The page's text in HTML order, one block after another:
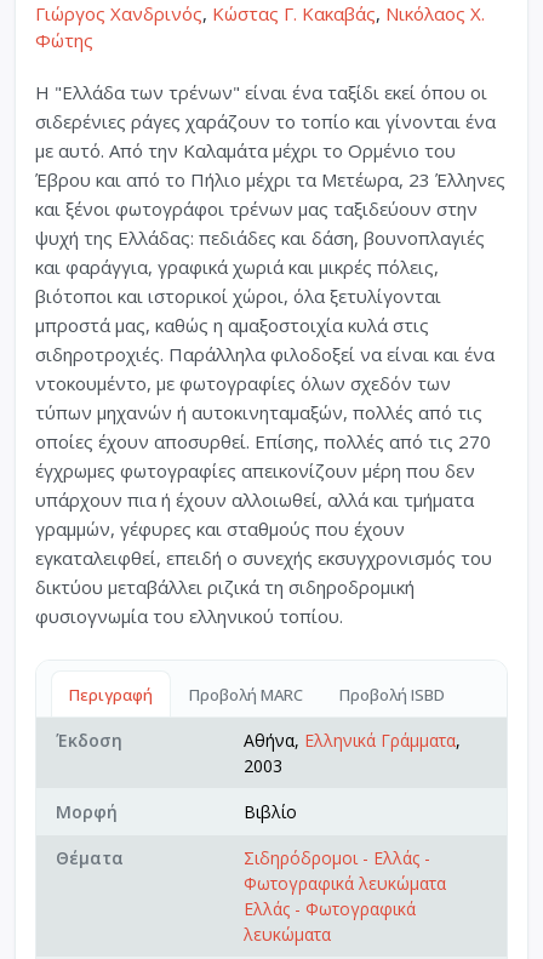
Γιώργος Χανδρινός, Κώστας Γ. Κακαβάς, Νικόλαος Χ.
Φώτης
Η "Ελλάδα των τρένων" είναι ένα ταξίδι εκεί όπου οι
σιδερένιες ράγες χαράζουν το τοπίο και γίνονται ένα
με αυτό. Από την Καλαμάτα μέχρι το Ορμένιο του
Έβρου και από το Πήλιο μέχρι τα Μετέωρα, 23 Έλληνες
και ξένοι φωτογράφοι τρένων μας ταξιδεύουν στην
ψυχή της Ελλάδας: πεδιάδες και δάση, βουνοπλαγιές
και φαράγγια, γραφικά χωριά και μικρές πόλεις,
βιότοποι και ιστορικοί χώροι, όλα ξετυλίγονται
μπροστά μας, καθώς η αμαξοστοιχία κυλά στις
σιδηροτροχιές. Παράλληλα φιλοδοξεί να είναι και ένα
ντοκουμέντο, με φωτογραφίες όλων σχεδόν των
τύπων μηχανών ή αυτοκινηταμαξών, πολλές από τις
οποίες έχουν αποσυρθεί. Επίσης, πολλές από τις 270
έγχρωμες φωτογραφίες απεικονίζουν μέρη που δεν
υπάρχουν πια ή έχουν αλλοιωθεί, αλλά και τμήματα
γραμμών, γέφυρες και σταθμούς που έχουν
εγκαταλειφθεί, επειδή ο συνεχής εκσυγχρονισμός του
δικτύου μεταβάλλει ριζικά τη σιδηροδρομική
φυσιογνωμία του ελληνικού τοπίου.
Περιγραφή Προβολή MARC Προβολή ISBD
Έκδοση Αθήνα, Ελληνικά Γράμματα,
2003
Μορφή
Βιβλίο
Θέματα
Σιδηρόδρομοι - Ελλάς -
Φωτογραφικά λευκώματα
Ελλάς - Φωτογραφικά
λευκώματα